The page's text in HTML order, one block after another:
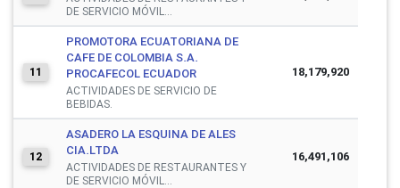
DE SERVICIO MÓVIL...
11
PROMOTORA ECUATORIANA DE
CAFE DE COLOMBIA S.A.
PROCAFECOL ECUADOR
ACTIVIDADES DE SERVICIO DE
BEBIDAS.
18,179,920
12
ASADERO LA ESQUINA DE ALES
CIA.LTDA
ACTIVIDADES DE RESTAURANTES Y
DE SERVICIO MÓVIL...
16,491,106